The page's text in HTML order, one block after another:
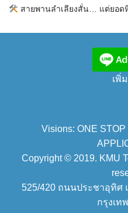
สายพานลำเลียงสั่น… แต่ยอด
เพิ่
Visions: ONE
Copyright © 2019. KMU
525/420 ถนนประชาอุทิศ
กรุงเท